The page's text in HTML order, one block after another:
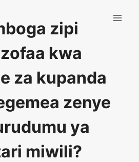
zipi
kwa
za kupanda
zenye
ya
miwili?